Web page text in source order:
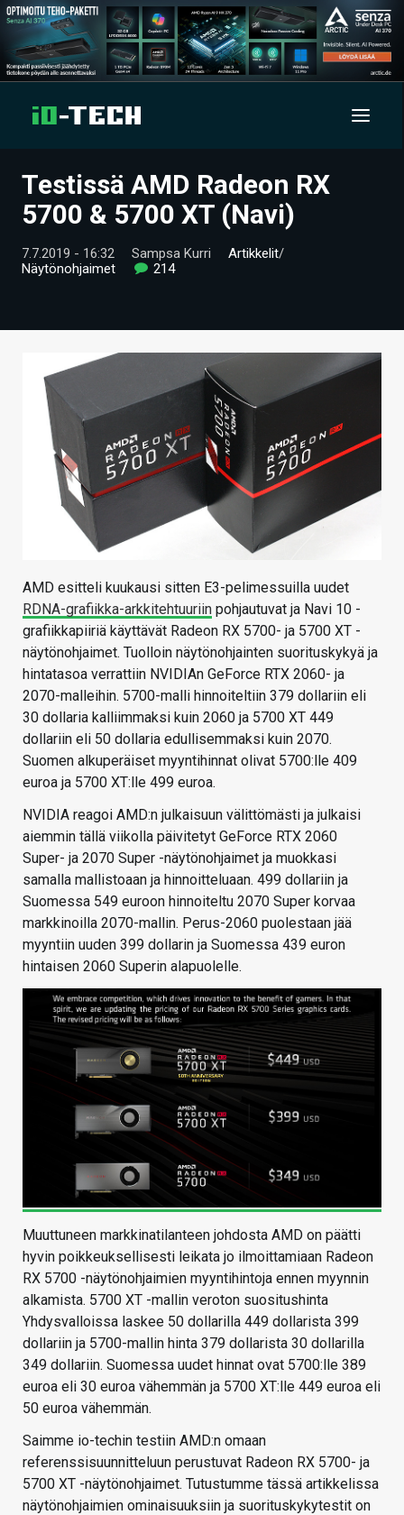
UUTISET
VIDEOT
HINTA.FI
KAUPPA
VAIHDA TEEMA
Testissä AMD Radeon RX
5700 & 5700 XT (Navi)
7.7.2019 - 16:32 Sampsa Kurri Artikkelit/
Näytönohjaimet
214
AMD esitteli kuukausi sitten E3-pelimessuilla uudet
RDNA-grafiikka-arkkitehtuuriin pohjautuvat ja Navi 10 -
grafiikkapiiriä käyttävät Radeon RX 5700- ja 5700 XT -
näytönohjaimet. Tuolloin näytönohjainten suorituskykyä ja
hintatasoa verrattiin NVIDIAn GeForce RTX 2060- ja
2070-malleihin. 5700-malli hinnoiteltiin 379 dollariin eli
30 dollaria kalliimmaksi kuin 2060 ja 5700 XT 449
dollariin eli 50 dollaria edullisemmaksi kuin 2070.
Suomen alkuperäiset myyntihinnat olivat 5700:lle 409
euroa ja 5700 XT:lle 499 euroa.
NVIDIA reagoi AMD:n julkaisuun välittömästi ja julkaisi
aiemmin tällä viikolla päivitetyt GeForce RTX 2060
Super- ja 2070 Super -näytönohjaimet ja muokkasi
samalla mallistoaan ja hinnoitteluaan. 499 dollariin ja
Suomessa 549 euroon hinnoiteltu 2070 Super korvaa
markkinoilla 2070-mallin. Perus-2060 puolestaan jää
myyntiin uuden 399 dollarin ja Suomessa 439 euron
hintaisen 2060 Superin alapuolelle.
Muuttuneen markkinatilanteen johdosta AMD on päätti
hyvin poikkeuksellisesti leikata jo ilmoittamiaan Radeon
RX 5700 -näytönohjaimien myyntihintoja ennen myynnin
alkamista. 5700 XT -mallin veroton suositushinta
Yhdysvalloissa laskee 50 dollarilla 449 dollarista 399
dollariin ja 5700-mallin hinta 379 dollarista 30 dollarilla
349 dollariin. Suomessa uudet hinnat ovat 5700:lle 389
euroa eli 30 euroa vähemmän ja 5700 XT:lle 449 euroa eli
50 euroa vähemmän.
Saimme io-techin testiin AMD:n omaan
referenssisuunnitteluun perustuvat Radeon RX 5700- ja
5700 XT -näytönohjaimet. Tutustumme tässä artikkelissa
näytönohjaimien ominaisuuksiin ja suorituskykytestit on